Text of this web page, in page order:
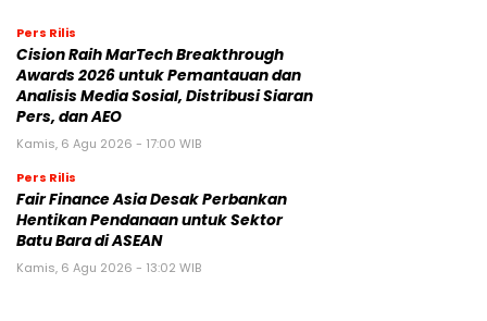
Pers Rilis
Cision Raih MarTech Breakthrough
Awards 2026 untuk Pemantauan dan
Analisis Media Sosial, Distribusi Siaran
Pers, dan AEO
Kamis, 6 Agu 2026 - 17:00 WIB
Pers Rilis
Fair Finance Asia Desak Perbankan
Hentikan Pendanaan untuk Sektor
Batu Bara di ASEAN
Kamis, 6 Agu 2026 - 13:02 WIB